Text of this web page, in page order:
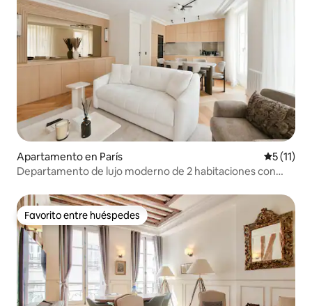
Apartamento en París
5 (11)
Departamento de lujo moderno de 2 habitaciones con
Favorito entre huéspedes
Favorito entre huéspedes